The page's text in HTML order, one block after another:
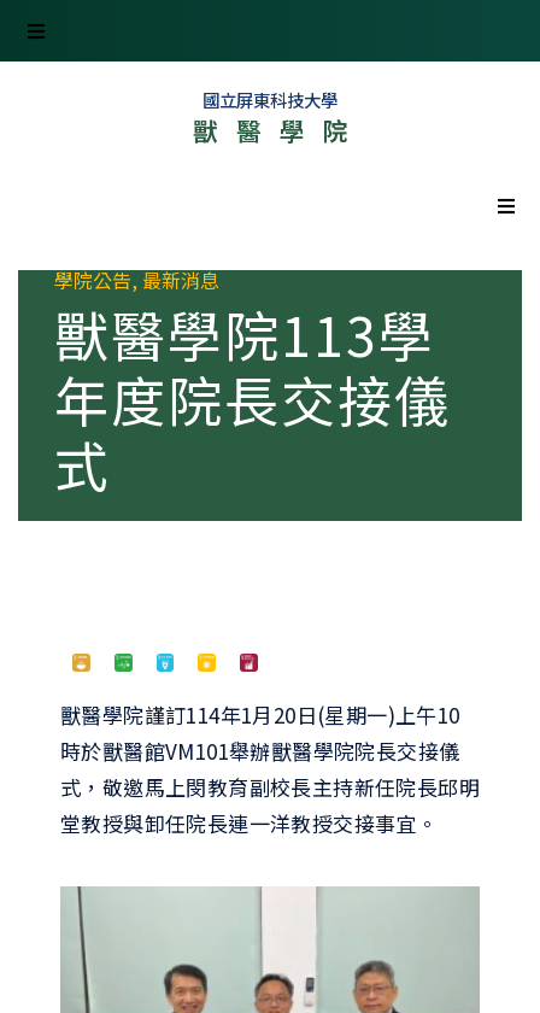
國立屏東科技大學
獸醫學院
最新消息
學院資訊
組織單位
產學研究
學院公告,最新消息
獸醫學院113學
年度院長交接儀
式
獸醫學院謹訂114年1月20日(星期一)上午10
時於獸醫館VM101舉辦獸醫學院院長交接儀
式，敬邀馬上閔教育副校長主持新任院長邱明
堂教授與卸任院長連一洋教授交接事宜。